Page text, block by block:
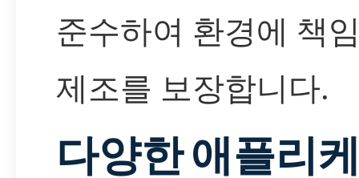
준수하여 환경에 책
제조를 보장합니다.
다양한 애플리